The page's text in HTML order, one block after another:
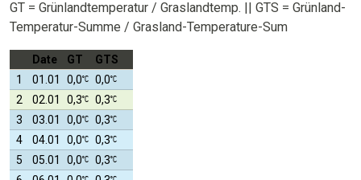
GT = Grünlandtemperatur / Graslandtemp. || GTS = Grünland-
Temperatur-Summe / Grasland-Temperature-Sum
Date GT
GTS
1
01.01 0,0
0,0
2
02.01 0,3
0,3
3
03.01 0,0
0,3
4
04.01 0,0
0,3
5
05.01 0,0
0,3